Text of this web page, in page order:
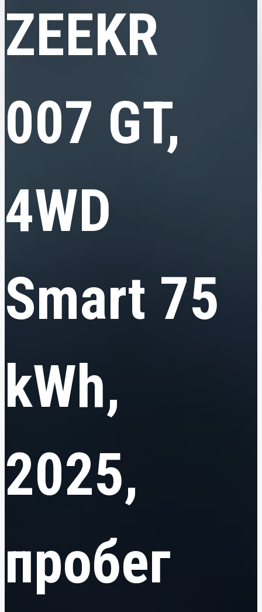
Коммерческий транспорт
Авто с пробегом
Аксессуары
0
Ваш кошик порожній!
ZEEKR
007 GT,
4WD
Smart 75
kWh,
2025,
пробег